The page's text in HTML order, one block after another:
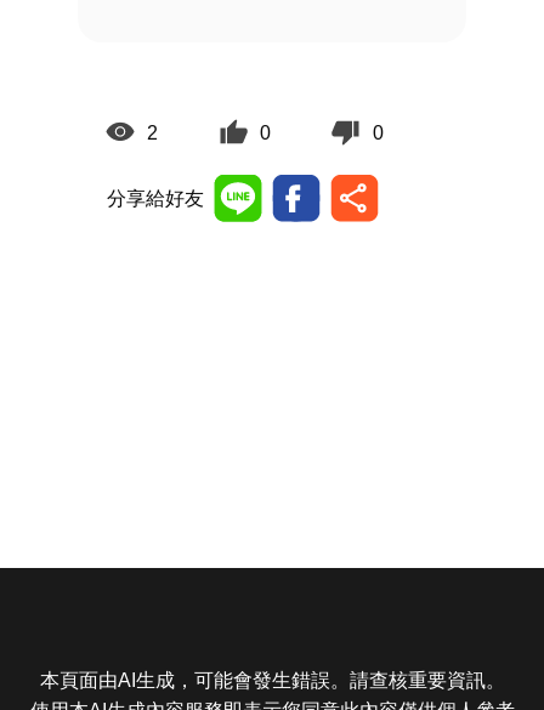
2 0 0
分享給好友
本頁面由AI生成，可能會發生錯誤。請查核重要資訊。